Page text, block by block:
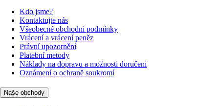
Kdo jsme?
Kontaktujte nás
Všeobecné obchodní podmínky
Vrácení a vrácení peněz
Právní upozornění
Platební metody
Náklady na dopravu a možnosti doručení
Oznámení o ochraně soukromí
Naše obchody